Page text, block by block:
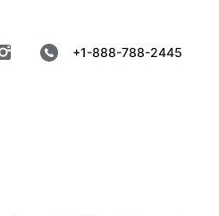
+1-888-788-2445